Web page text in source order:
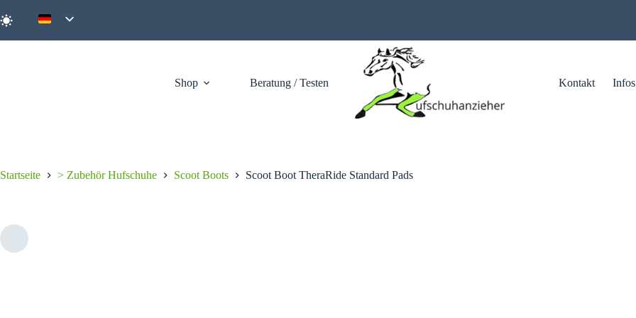
Inhalt
springen
Shop Beratung / Testen Kontakt Infos
Startseite > Zubehör Hufschuhe Scoot Boots Scoot Boot TheraRide Standard Pads